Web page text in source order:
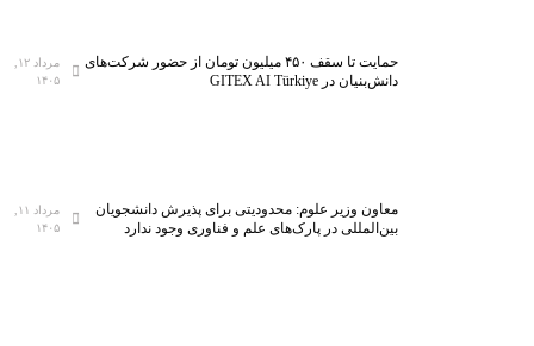
حمایت تا سقف ۴۵۰ میلیون تومان از حضور شرکت‌های
دانش‌بنیان در GITEX AI Türkiye
۱۴۰۵
معاون وزیر علوم: محدودیتی برای پذیرش دانشجویان
بین‌المللی در پارک‌های علم و فناوری وجود ندارد
۱۴۰۵